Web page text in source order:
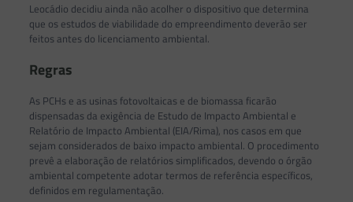
Leocádio decidiu ainda não acolher o dispositivo que determina
que os estudos de viabilidade do empreendimento deverão ser
feitos antes do licenciamento ambiental.
Regras
As PCHs e as usinas fotovoltaicas e de biomassa ficarão
dispensadas da exigência de Estudo de Impacto Ambiental e
Relatório de Impacto Ambiental (EIA/Rima), nos casos em que
sejam considerados de baixo impacto ambiental. O procedimento
prevê a elaboração de relatórios simplificados, devendo o órgão
ambiental competente adotar termos de referência específicos,
definidos em regulamentação.